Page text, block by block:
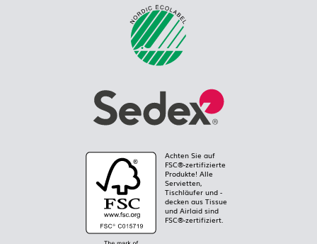
Achten Sie auf
FSC®-zertifizierte
Produkte! Alle
Servietten,
Tischläufer und -
decken aus Tissue
und Airlaid sind
FSC®-zertifiziert.